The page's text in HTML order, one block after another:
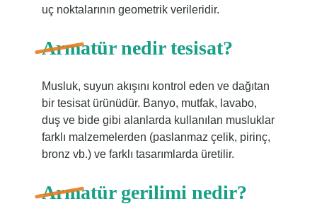
uç noktalarının geometrik verileridir.
Armatür nedir tesisat?
Musluk, suyun akışını kontrol eden ve dağıtan
bir tesisat ürünüdür. Banyo, mutfak, lavabo,
duş ve bide gibi alanlarda kullanılan musluklar
farklı malzemelerden (paslanmaz çelik, pirinç,
bronz vb.) ve farklı tasarımlarda üretilir.
Armatür gerilimi nedir?